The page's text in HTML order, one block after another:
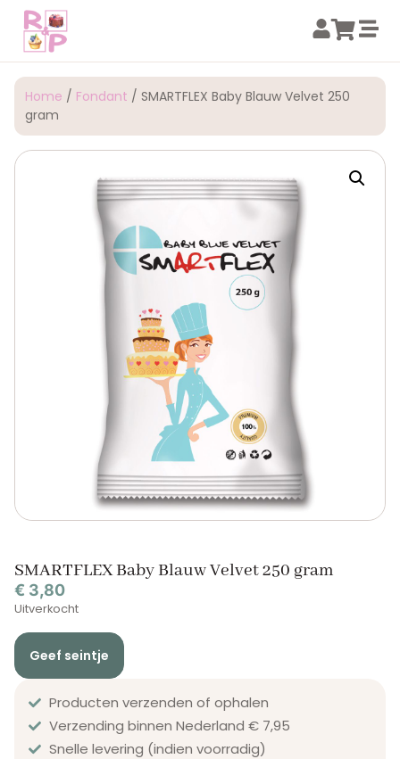
Home / Fondant / SMARTFLEX Baby Blauw Velvet 250
gram
SMARTFLEX Baby Blauw Velvet 250 gram
€ 3,80
Uitverkocht
Geef seintje
Producten verzenden of ophalen
Verzending binnen Nederland € 7,95
Snelle levering (indien voorradig)